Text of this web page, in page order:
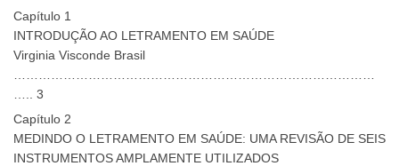
Capítulo 1
INTRODUÇÃO AO LETRAMENTO EM SAÚDE
Virginia Visconde Brasil
….. 3
Capítulo 2
MEDINDO O LETRAMENTO EM SAÚDE: UMA REVISÃO DE SEIS
INSTRUMENTOS AMPLAMENTE UTILIZADOS